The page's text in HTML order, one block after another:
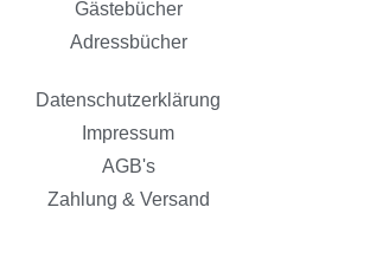
Gästebücher
Adressbücher
Datenschutzerklärung
Impressum
AGB's
Zahlung & Versand